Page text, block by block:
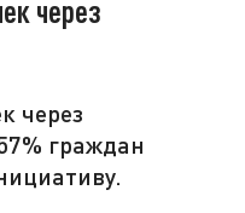
через
через
граждан